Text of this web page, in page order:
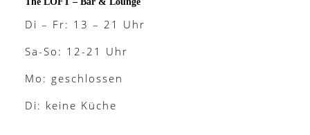
Di – Fr: 13 – 21 Uhr
Sa-So: 12-21 Uhr
Mo: geschlossen
Di: keine Küche